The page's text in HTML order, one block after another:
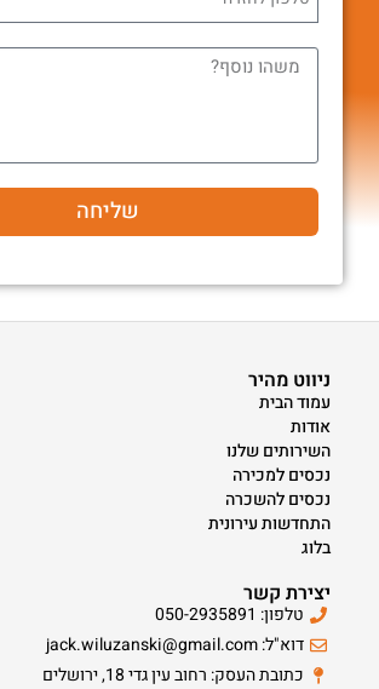
שליחה
ניווט מהיר
עמוד הבית
אודות
השירותים שלנו
נכסים למכירה
נכסים להשכרה
התחדשות עירונית
בלוג
יצירת קשר
טלפון: 050-2935891
דוא"ל: jack.wiluzanski@gmail.com
כתובת העסק: רחוב עין גדי 18, ירושלים